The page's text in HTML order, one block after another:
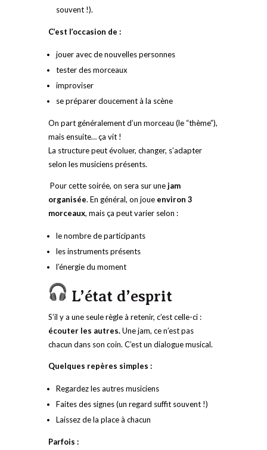
souvent !).
C’est l’occasion de :
jouer avec de nouvelles personnes
tester des morceaux
improviser
se préparer doucement à la scène
On part généralement d’un morceau (le “thème”),
mais ensuite… ça vit !
La structure peut évoluer, changer, s’adapter
selon les musiciens présents.
Pour cette soirée, on sera sur unejam
organisée. En général, on joue environ 3
morceaux, mais ça peut varier selon :
le nombre de participants
les instruments présents
l’énergie du moment
L’état d’esprit
S’il y a une seule règle à retenir, c’est celle-ci :
écouter les autres.Une jam, ce n’est pas
chacun dans son coin. C’est un dialogue musical.
Quelques repères simples :
Regardez les autres musiciens
Faites des signes (un regard suffit souvent !)
Laissez de la place à chacun
Parfois :